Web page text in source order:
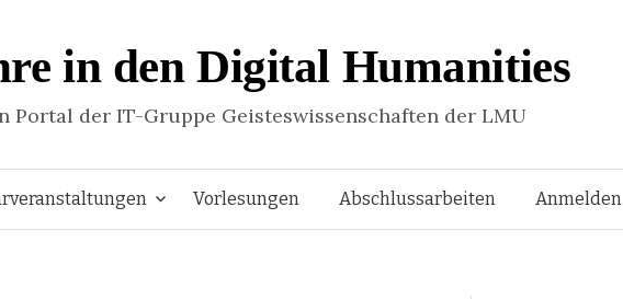
in den Digital Humanities
Portal der IT-Gruppe Geisteswissenschaften der LMU
Springe
Vorlesungen Abschlussarbeiten Anmelden